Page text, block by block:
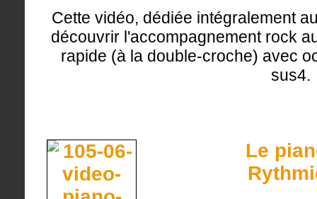
Cette vidéo, dédiée intégralement
découvrir l'accompagnement rock
rapide (à la double-croche) avec
sus4.
Le